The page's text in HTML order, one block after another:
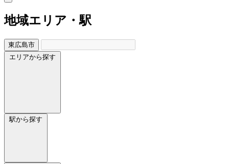
地域エリア・駅
東広島市
エリアから探す
駅から探す